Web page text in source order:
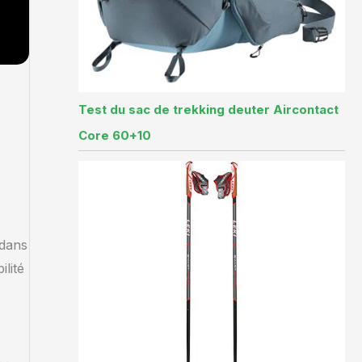
Test du sac de trekking deuter Aircontact
Core 60+10